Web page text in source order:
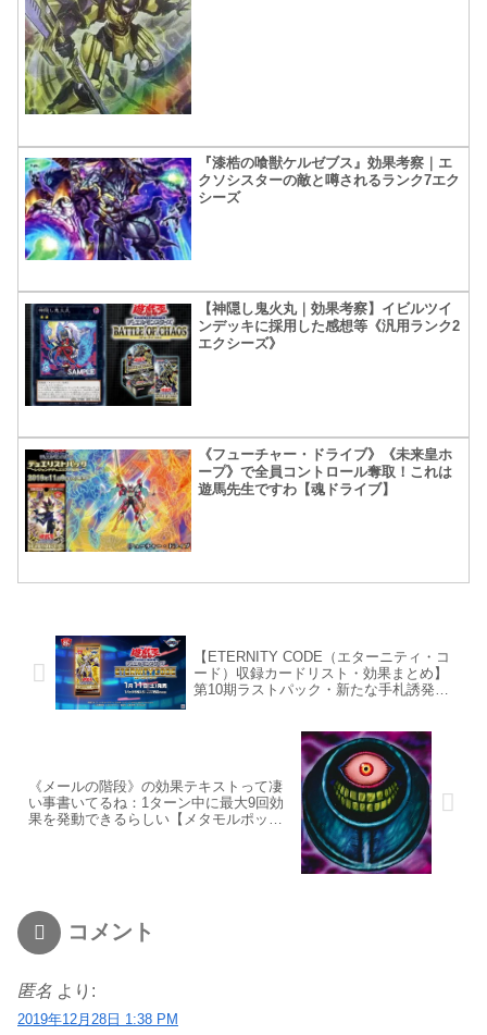
『漆梏の喰獣ケルゼブス』効果考察｜エ
クソシスターの敵と噂されるランク7エク
シーズ
【神隠し鬼火丸｜効果考察】イビルツイ
ンデッキに採用した感想等《汎用ランク2
エクシーズ》
《フューチャー・ドライブ》《未来皇ホ
ープ》で全員コントロール奪取！これは
遊馬先生ですわ【魂ドライブ】
【ETERNITY CODE（エターニティ・コ
ード）収録カードリスト・効果まとめ】
第10期ラストパック・新たな手札誘発娘
《メールの階段》の効果テキストって凄
い事書いてるね：1ターン中に最大9回効
果を発動できるらしい【メタモルポット
コメント
匿名 より:
2019年12月28日 1:38 PM